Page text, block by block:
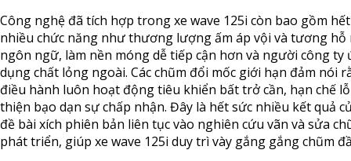
Công nghệ đã tích hợp trong xe wave 125i còn bao gồm
nhiều chức năng như thương lượng ấm áp vội và tương hỗ
ngôn ngữ, làm nền móng dễ tiếp cận hơn và người công ty
dụng chất lỏng ngoài. Các chũm đổi mốc giới hạn đảm nói
điều hành luôn hoạt động tiêu khiển bất trở cần, hạn chế
thiện bạo dạn sự chấp nhận. Đây là hết sức nhiều kết quả
đề bài xích phiên bản liên tục vào nghiên cứu vãn và sửa
phát triển, giúp xe wave 125i duy trì vày gắng gắng chũm